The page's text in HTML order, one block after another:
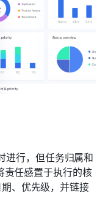
进行，但任务归属和
责任感置于执行的核
、优先级，并链接